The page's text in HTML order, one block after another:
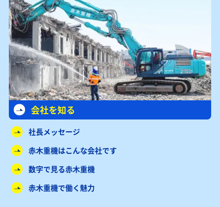
会社を知る
社長メッセージ
赤木重機はこんな会社です
数字で見る赤木重機
赤木重機で働く魅力